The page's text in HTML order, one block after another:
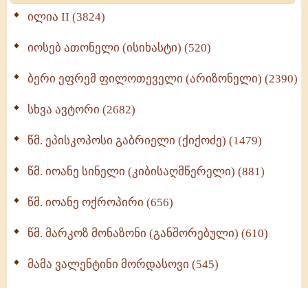
Wisdomge (514)
ქადაგებანი გაბრიელ ეპისკოპოსისა - II ტომი
სულიერი ცხოვრების სახელმძღვანელო -
ნაწილი II (369)
ილია II (3824)
იოსებ ათონელი (ისიხასტი) (520)
ბერი ეფრემ ფილოთეველი (არიზონელი) (2390)
სხვა ავტორი (2682)
წმ. ეპისკოპოსი გაბრიელი (ქიქოძე) (1479)
წმ. იოანე სინელი (კიბისაღმწერელი) (881)
წმ. იოანე ოქროპირი (656)
წმ. მარკოზ მონაზონი (განშორებული) (610)
მამა ვალენტინი მორდასოვი (545)